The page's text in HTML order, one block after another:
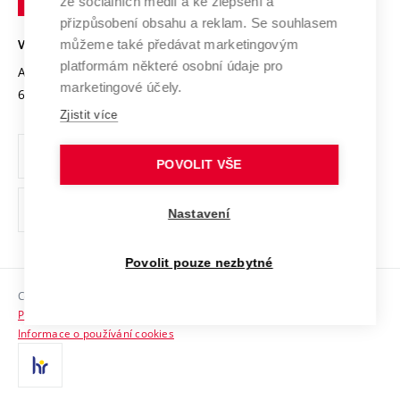
Open Science
Projekty
Projekty ze strukturálních fondů
Specifický výzkum
Univerzitní sítě
Bezpečná univerzita
Vyznamenání
Organizační struktura
Ochrana osobních údajů
odkaz)
Sociální bezpečí
HR Award
Kontakty
VYSOKÉ UČENÍ TECHNICKÉ V BRNĚ
Antonínská 548/1
602 00 Brno
www.vut.cz
vut@vutbr.cz
Copyright © 2026 VUT
Prohlášení o přístupnosti
Informace o používání cookies
přizpůsobení obsahu a reklam. Se souhlasem
můžeme také předávat marketingovým
platformám některé osobní údaje pro
marketingové účely.
Zjistit více
POVOLIT VŠE
Nastavení
Povolit pouze nezbytné